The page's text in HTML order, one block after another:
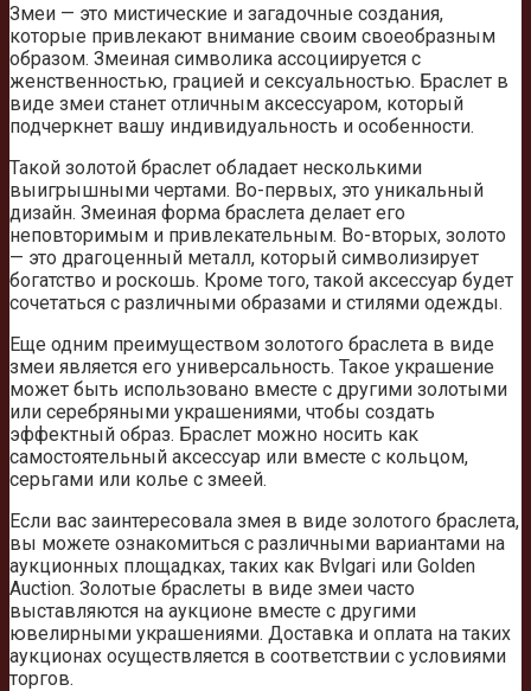
Змеи — это мистические и загадочные создания,
которые привлекают внимание своим своеобразным
образом. Змеиная символика ассоциируется с
женственностью, грацией и сексуальностью. Браслет в
виде змеи станет отличным аксессуаром, который
подчеркнет вашу индивидуальность и особенности.
Такой золотой браслет обладает несколькими
выигрышными чертами. Во-первых, это уникальный
дизайн. Змеиная форма браслета делает его
неповторимым и привлекательным. Во-вторых, золото
— это драгоценный металл, который символизирует
богатство и роскошь. Кроме того, такой аксессуар будет
сочетаться с различными образами и стилями одежды.
Еще одним преимуществом золотого браслета в виде
змеи является его универсальность. Такое украшение
может быть использовано вместе с другими золотыми
или серебряными украшениями, чтобы создать
эффектный образ. Браслет можно носить как
самостоятельный аксессуар или вместе с кольцом,
серьгами или колье с змеей.
Если вас заинтересовала змея в виде золотого браслета,
вы можете ознакомиться с различными вариантами на
аукционных площадках, таких как Bvlgari или Golden
Auction. Золотые браслеты в виде змеи часто
выставляются на аукционе вместе с другими
ювелирными украшениями. Доставка и оплата на таких
аукционах осуществляется в соответствии с условиями
торгов.